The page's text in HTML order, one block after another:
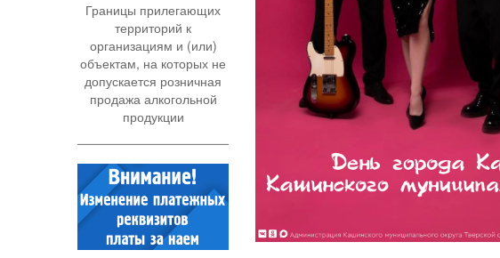
Границы прилегающих
территорий к
организациям и (или)
объектам, на которых не
допускается розничная
продажа алкогольной
продукции